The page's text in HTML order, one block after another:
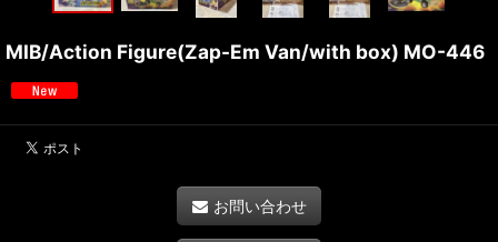
MIB/Action Figure(Zap-Em Van/with box) MO-446
お問い合わせ